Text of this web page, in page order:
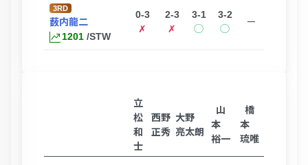
3RD
薮内龍二
1201 /STW
0-3
✗
2-3
✗
3-1
◯
3-2
◯
ー
立
松
和
士
西野
正秀
大野
亮太朗
山
本
裕一
橋
本
琉唯